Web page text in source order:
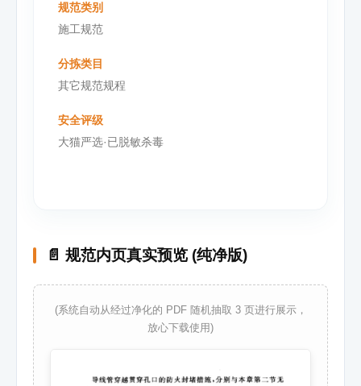
规范类别
施工规范
分拣类目
其它规范规程
安全评级
大猫严选·已脱敏杀毒
📄 规范内页真实预览 (纯净版)
(系统自动从经过净化的 PDF 随机抽取 3 页进行展示，
放心下载使用)